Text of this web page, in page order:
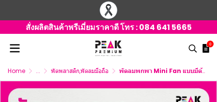
สั่งผลิตสินค้าพรีเมี่ยมราคาดี โทร :084 641 5665
0
Home ... พัดพลาสติก,พัดลมมือถือ พัดลมพกพา Mini Fan แบบมีด้ามจับ พร้อมภาพ พิมพ์โลโก้